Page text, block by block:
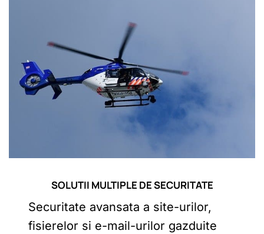
SOLUTII MULTIPLE DE SECURITATE
Securitate avansata a site-urilor,
fisierelor si e-mail-urilor gazduite